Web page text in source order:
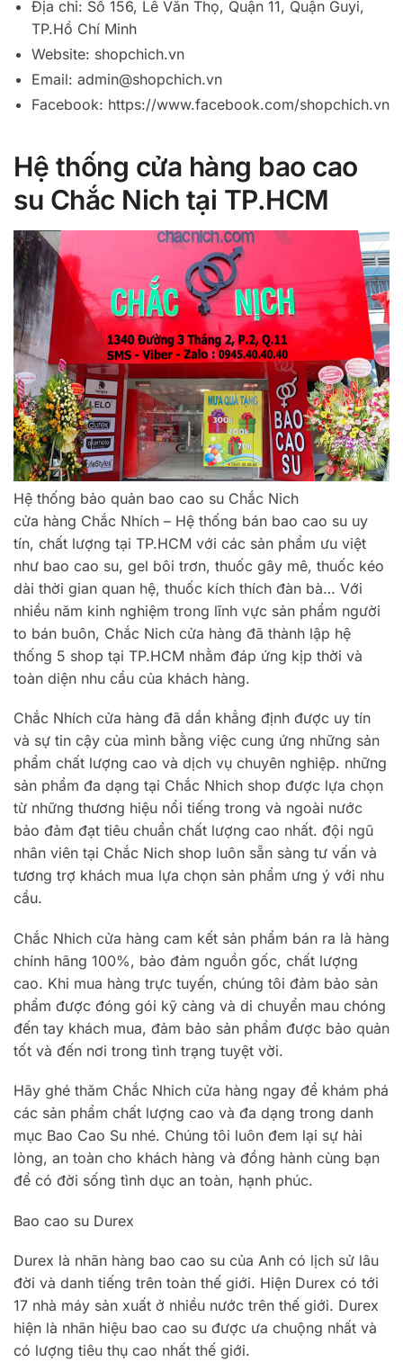
Địa chỉ: Số 156, Lê Văn Thọ, Quận 11, Quận Guyi,
TP.Hồ Chí Minh
Website: shopchich.vn
Email: admin@shopchich.vn
Facebook: https://www.facebook.com/shopchich.vn
Hệ thống cửa hàng bao cao
su Chắc Nich tại TP.HCM
Hệ thống bảo quản bao cao su Chắc Nich
cửa hàng Chắc Nhích – Hệ thống bán bao cao su uy
tín, chất lượng tại TP.HCM với các sản phẩm ưu việt
như bao cao su, gel bôi trơn, thuốc gây mê, thuốc kéo
dài thời gian quan hệ, thuốc kích thích đàn bà… Với
nhiều năm kinh nghiệm trong lĩnh vực sản phẩm người
to bán buôn, Chắc Nich cửa hàng đã thành lập hệ
thống 5 shop tại TP.HCM nhằm đáp ứng kịp thời và
toàn diện nhu cầu của khách hàng.
Chắc Nhích cửa hàng đã dần khẳng định được uy tín
và sự tin cậy của mình bằng việc cung ứng những sản
phẩm chất lượng cao và dịch vụ chuyên nghiệp. những
sản phẩm đa dạng tại Chắc Nhich shop được lựa chọn
từ những thương hiệu nổi tiếng trong và ngoài nước
bảo đảm đạt tiêu chuẩn chất lượng cao nhất. đội ngũ
nhân viên tại Chắc Nich shop luôn sẵn sàng tư vấn và
tương trợ khách mua lựa chọn sản phẩm ưng ý với nhu
cầu.
Chắc Nhich cửa hàng cam kết sản phẩm bán ra là hàng
chính hãng 100%, bảo đảm nguồn gốc, chất lượng
cao. Khi mua hàng trực tuyến, chúng tôi đảm bảo sản
phẩm được đóng gói kỹ càng và di chuyển mau chóng
đến tay khách mua, đảm bảo sản phẩm được bảo quản
tốt và đến nơi trong tình trạng tuyệt vời.
Hãy ghé thăm Chắc Nhich cửa hàng ngay để khám phá
các sản phẩm chất lượng cao và đa dạng trong danh
mục Bao Cao Su nhé. Chúng tôi luôn đem lại sự hài
lòng, an toàn cho khách hàng và đồng hành cùng bạn
để có đời sống tình dục an toàn, hạnh phúc.
Bao cao su Durex
Durex là nhãn hàng bao cao su của Anh có lịch sử lâu
đời và danh tiếng trên toàn thế giới. Hiện Durex có tới
17 nhà máy sản xuất ở nhiều nước trên thế giới. Durex
hiện là nhãn hiệu bao cao su được ưa chuộng nhất và
có lượng tiêu thụ cao nhất thế giới.